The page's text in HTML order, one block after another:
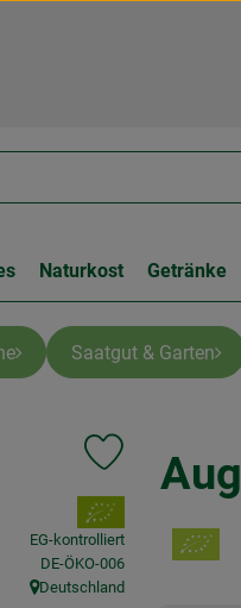
Naturkost Getränke
Saatgut & Garten
Produkt zu
, Verband:
EG-kontrolliert
, Kontrollstelle:
DE-ÖKO-006
, Herkunft:
Deutschland